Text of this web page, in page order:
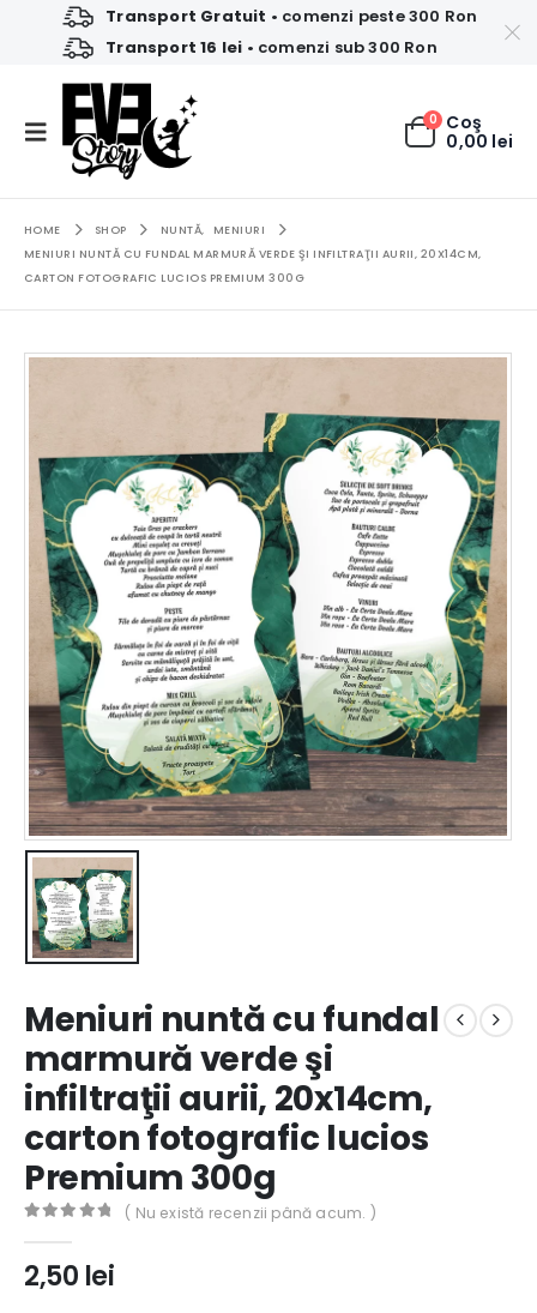
Transport Gratuit • comenzi peste 300 Ron
Transport 16 lei • comenzi sub 300 Ron
0 Coş
0,00 lei
HOME SHOP NUNTĂ,
MENIURI
MENIURI NUNTĂ CU FUNDAL MARMURĂ VERDE ŞI INFILTRAŢII AURII, 20X14CM,
CARTON FOTOGRAFIC LUCIOS PREMIUM 300G
Meniuri nuntă cu fundal
marmură verde şi
infiltraţii aurii, 20x14cm,
carton fotografic lucios
Premium 300g
( Nu există recenzii până acum. )
2,50 lei